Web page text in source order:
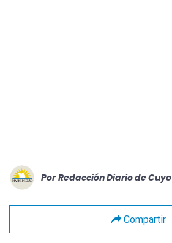
Por Redacción Diario de Cuyo
Compartir